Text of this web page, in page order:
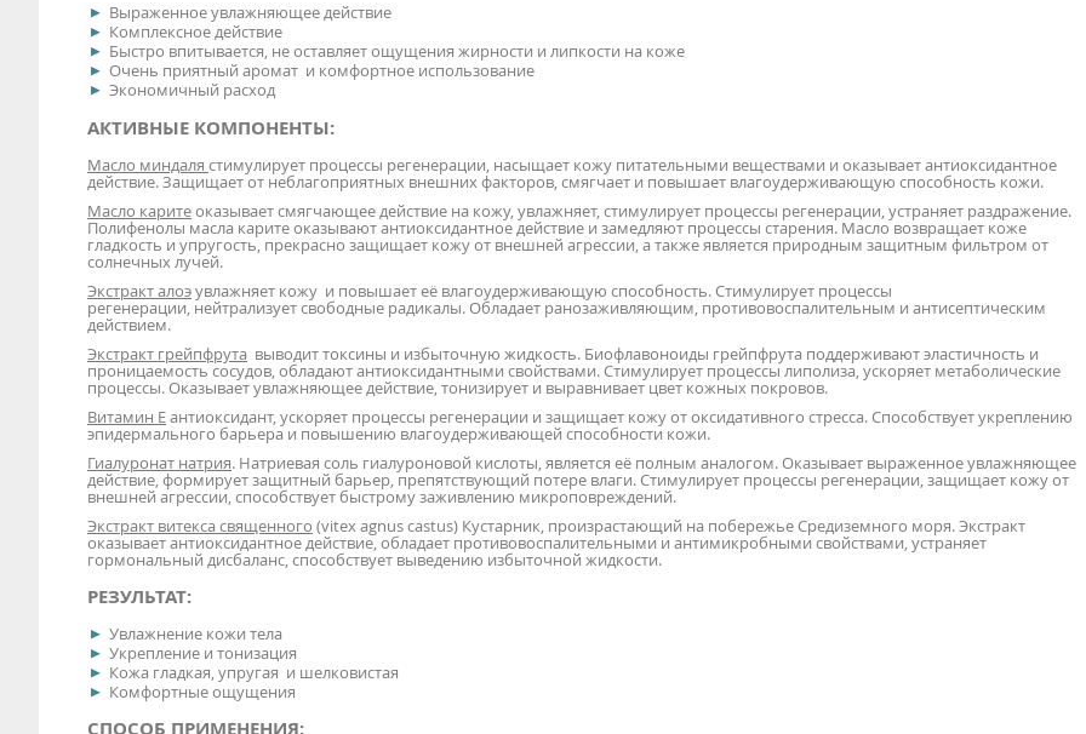
Выраженное увлажняющее действие
Комплексное действие
Быстро впитывается, не оставляет ощущения жирности и липкости на коже
Очень приятный аромат и комфортное использование
Экономичный расход
АКТИВНЫЕ КОМПОНЕНТЫ:
Масло миндаля стимулирует процессы регенерации, насыщает кожу питательными веществами и оказывает антиоксидантное
действие. Защищает от неблагоприятных внешних факторов, смягчает и повышает влагоудерживающую способность кожи.
Масло каритеоказывает смягчающее действие на кожу, увлажняет, стимулирует процессы регенерации, устраняет раздражение.
Полифенолы масла карите оказывают антиоксидантное действие и замедляют процессы старения. Масло возвращает коже
гладкость и упругость, прекрасно защищает кожу от внешней агрессии, а также является природным защитным фильтром от
солнечных лучей.
Экстракт алоэувлажняет кожу и повышает её влагоудерживающую способность. Стимулирует процессы
регенерации, нейтрализует свободные радикалы. Обладает ранозаживляющим, противовоспалительным и антисептическим
действием.
Экстракт грейпфрута выводит токсины и избыточную жидкость. Биофлавоноиды грейпфрута поддерживают эластичность и
проницаемость сосудов, обладают антиоксидантными свойствами. Стимулирует процессы липолиза, ускоряет метаболические
процессы. Оказывает увлажняющее действие, тонизирует и выравнивает цвет кожных покровов.
Витамин Еантиоксидант, ускоряет процессы регенерации и защищает кожу от оксидативного стресса. Способствует укреплению
эпидермального барьера и повышению влагоудерживающей способности кожи.
Гиалуронат натрия. Натриевая соль гиалуроновой кислоты, является её полным аналогом. Оказывает выраженное увлажняющее
действие, формирует защитный барьер, препятствующий потере влаги. Стимулирует процессы регенерации, защищает кожу от
внешней агрессии, способствует быстрому заживлению микроповреждений.
Экстракт витекса священного (vitex agnus castus) Кустарник, произрастающий на побережье Средиземного моря. Экстракт
оказывает антиоксидантное действие, обладает противовоспалительными и антимикробными свойствами, устраняет
гормональный дисбаланс, способствует выведению избыточной жидкости.
РЕЗУЛЬТАТ:
Увлажнение кожи тела
Укрепление и тонизация
Кожа гладкая, упругая и шелковистая
Комфортные ощущения